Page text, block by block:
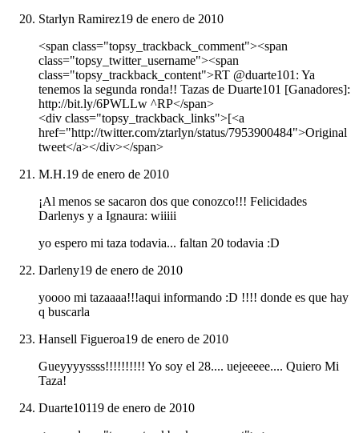
Starlyn Ramirez19 de enero de 2010
<span class="topsy_trackback_comment"><span
class="topsy_twitter_username"><span
class="topsy_trackback_content">RT @duarte101: Ya
tenemos la segunda ronda!! Tazas de Duarte101 [Ganadores]:
http://bit.ly/6PWLLw ^RP</span>
<div class="topsy_trackback_links">[<a
href="http://twitter.com/ztarlyn/status/7953900484">Original
tweet</a></div></span>
M.H.19 de enero de 2010
¡Al menos se sacaron dos que conozco!!! Felicidades
Darlenys y a Ignaura: wiiiii
yo espero mi taza todavia... faltan 20 todavia :D
Darleny19 de enero de 2010
yoooo mi tazaaaa!!!aqui informando :D !!!! donde es que hay
q buscarla
Hansell Figueroa19 de enero de 2010
Gueyyyyssss!!!!!!!!!! Yo soy el 28.... uejeeeee.... Quiero Mi
Taza!
Duarte10119 de enero de 2010